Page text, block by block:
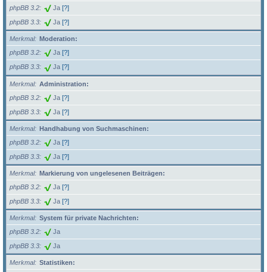
phpBB 3.2
Ja [?]
phpBB 3.3 Ja [?]
Merkmal
Moderation:
phpBB 3.2
Ja [?]
phpBB 3.3 Ja [?]
Merkmal
Administration:
phpBB 3.2
Ja [?]
phpBB 3.3 Ja [?]
Merkmal
Handhabung von Suchmaschinen:
phpBB 3.2
Ja [?]
phpBB 3.3 Ja [?]
Merkmal
Markierung von ungelesenen Beiträgen:
phpBB 3.2
Ja [?]
phpBB 3.3 Ja [?]
Merkmal
System für private Nachrichten:
phpBB 3.2
Ja
phpBB 3.3 Ja
Merkmal
Statistiken: